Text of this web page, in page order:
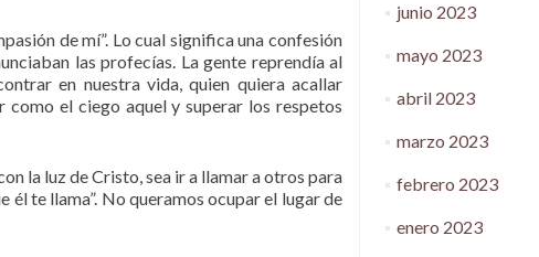
de mí”. Lo cual significa una confesión
las profecías. La gente reprendía al
en nuestra vida, quien quiera acallar
como el ciego aquel y superar los respetos
la luz de Cristo, sea ir a llamar a otros para
él te llama”. No queramos ocupar el lugar de
junio 2023
mayo 2023
abril 2023
marzo 2023
febrero 2023
enero 2023